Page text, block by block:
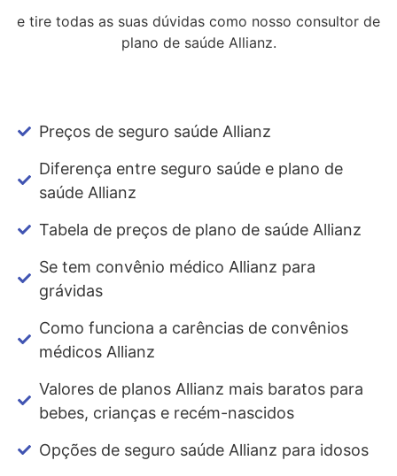
e tire todas as suas dúvidas como nosso consultor de
plano de saúde Allianz.
Preços de seguro saúde Allianz
Diferença entre seguro saúde e plano de
saúde Allianz
Tabela de preços de plano de saúde Allianz
Se tem convênio médico Allianz para
grávidas
Como funciona a carências de convênios
médicos Allianz
Valores de planos Allianz mais baratos para
bebes, crianças e recém-nascidos
Opções de seguro saúde Allianz para idosos